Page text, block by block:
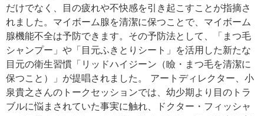
だけでなく、目の疲れや不快感を引き起こすことが指摘さ
れました。マイボーム腺を清潔に保つことで、マイボーム
腺機能不全は予防できます。その予防法として、「まつ毛
シャンプー」や「目元ふきとりシート」を活用した新たな
目元の衛生習慣「リッドハイジーン（瞼・まつ毛を清潔に
保つこと）」が提唱されました。 アートディレクター、小
泉貴之さんのトークセッションでは、幼少期より目のトラ
ブルに悩まされていた事実に触れ、ドクター・フィッシャ